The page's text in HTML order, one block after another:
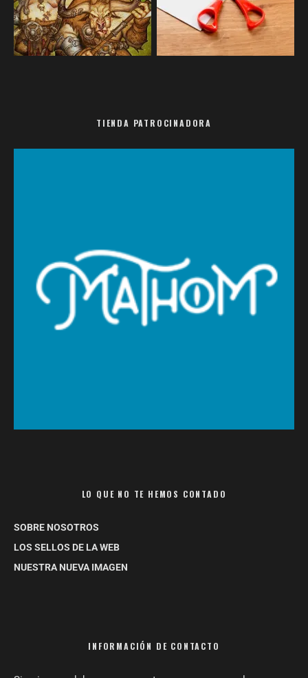
TIENDA PATROCINADORA
LO QUE NO TE HEMOS CONTADO
SOBRE NOSOTROS
LOS SELLOS DE LA WEB
NUESTRA NUEVA IMAGEN
INFORMACIÓN DE CONTACTO